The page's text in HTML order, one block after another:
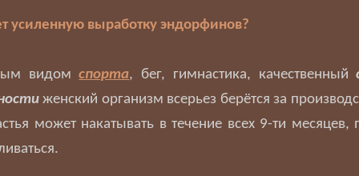
усиленную выработку эндорфинов?
видомспорта, бег, гимнастика, качественный
женский организм всерьез берётся за
может накатывать в течение всех 9-ти месяцев,